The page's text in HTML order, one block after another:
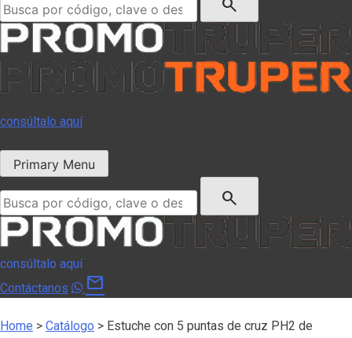
consúltalo aquí
Primary Menu
search
consúltalo aquí
Contáctanos
mail
Home > Catálogo > Estuche con 5 puntas de cruz PH2 de